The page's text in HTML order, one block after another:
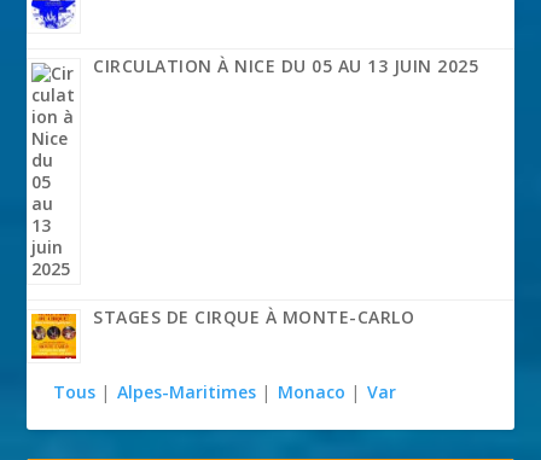
CIRCULATION À NICE DU 05 AU 13 JUIN 2025
STAGES DE CIRQUE À MONTE-CARLO
Tous | Alpes-Maritimes | Monaco | Var